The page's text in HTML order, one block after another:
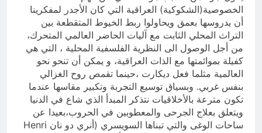
الخصوصية(الشكوكية) العراقية التي كان الأجدر لمفكرينا
أن يدروسها بعمق ويحاولوا ربط الخيوط المتقطعة بين
التراث المحلي الثابت مع آليات الحاضر العالمي المتحرك،
من أجل الوصول الى النظرية الفلسفية المحلية ، التي هي
كفيلة بموائمتها مع الذات العراقية، و يمكن أن تنحو نحو
العالمية مثلما فعل ديكارت ،حينما تقمص روح الغزالي
بنفس غربي. وبسياق توسيع التجربة وتكبير مقاسها عندما
تكون مترعة بالأخلاقيات نتذكر المبدأ الذي شاع في الدنيا
ويتعلق بعلاج الجرحى والمعطوبين في الحروب،بعيدا عن
ساحات الوغى والتي تبناها السويسري (أنري دو نان Henri